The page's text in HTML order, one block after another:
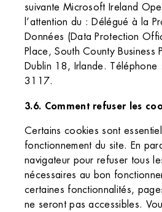
suivante Microsoft Ireland
l’attention du : Délégué à la
Données (Data Protection
Place, South County Business
Dublin 18, Irlande.
3117.
3.6. Comment refuser les
Certains cookies sont
fonctionnement du site. En
navigateur pour refuser tous
nécessaires au bon
certaines fonctionnalités,
ne seront pas accessibles.